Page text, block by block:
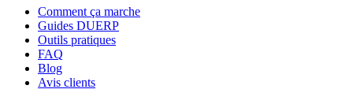
Comment ça marche
Guides DUERP
Outils pratiques
FAQ
Blog
Avis clients